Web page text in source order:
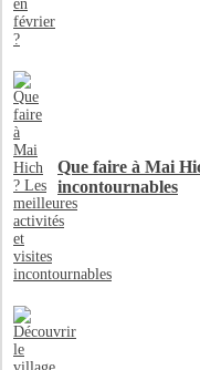
Que faire à Mai
incontournables